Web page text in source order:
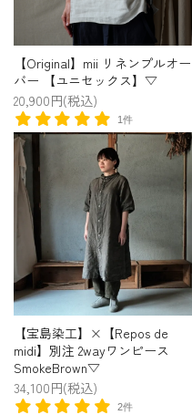
【Original】mii リネンプルオー
バー 【ユニセックス】▽
20,900円(税込)
1件
【宝島染工】×【Repos de
midi】別注 2wayワンピース
SmokeBrown▽
34,100円(税込)
2件